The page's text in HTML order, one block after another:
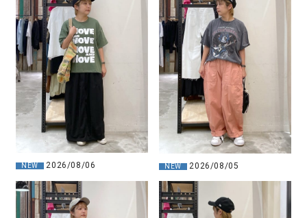
NEW 2026/08/06 NEW 2026/08/05